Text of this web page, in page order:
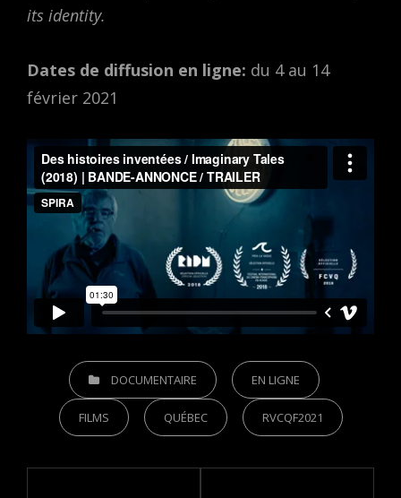
its identity.
Dates de diffusion en ligne: du 4 au 14
février 2021
CATEGORIESDOCUMENTAIRE EN LIGNE
FILMS QUÉBEC RVCQF2021